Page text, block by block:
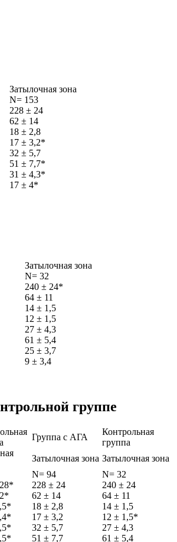
Затылочная зона
N= 153
228 ± 24
62 ± 14
18 ± 2,8
17 ± 3,2*
32 ± 5,7
51 ± 7,7*
31 ± 4,3*
17 ± 4*
Затылочная зона
N= 32
240 ± 24*
64 ± 11
14 ± 1,5
12 ± 1,5
27 ± 4,3
61 ± 5,4
25 ± 3,7
9 ± 3,4
группе
Группа с АГА
Контрольная
группа
Затылочная зона Затылочная зона
N= 94
N= 32
228 ± 24
240 ± 24
62 ± 14
64 ± 11
18 ± 2,8
14 ± 1,5
17 ± 3,2
12 ± 1,5*
32 ± 5,7
27 ± 4,3
51 ± 7,7
61 ± 5,4